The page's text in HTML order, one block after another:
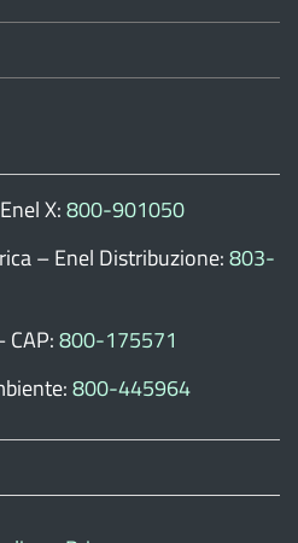
X:800-901050
– Enel Distribuzione:803-
800-175571
800-445964